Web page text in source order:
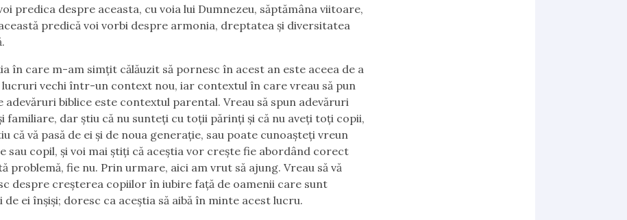
predica despre aceasta, cu voia lui Dumnezeu, săptămâna viitoare,
predică voi vorbi despre armonia, dreptatea și diversitatea
în care m-am simțit călăuzit să pornesc în acest an este aceea de a
lucruri vechi într-un context nou, iar contextul în care vreau să pun
adevăruri biblice este contextul parental. Vreau să spun adevăruri
familiare, dar știu că nu sunteți cu toții părinți și că nu aveți toți copii,
că vă pasă de ei și de noua generație, sau poate cunoașteți vreun
sau copil, și voi mai știți că aceștia vor crește fie abordând corect
problemă, fie nu. Prin urmare, aici am vrut să ajung. Vreau să vă
despre creșterea copiilor în iubire față de oamenii care sunt
ei înșiși; doresc ca aceștia să aibă în minte acest lucru.